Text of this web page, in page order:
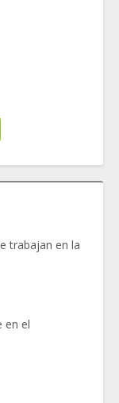
trabajan en la
en el